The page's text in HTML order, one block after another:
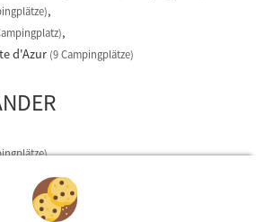
d'Azur (9 Campingplätze)